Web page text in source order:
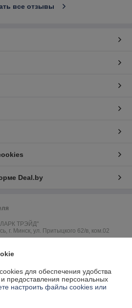
все отзывы
Deal.by
ТРЭЙД"
г. Минск, ул. Притыцкого 62/в, ком.02
Фрунзенского района г.
для обеспечения удобства
предоставления персональных
настроить файлы cookies или